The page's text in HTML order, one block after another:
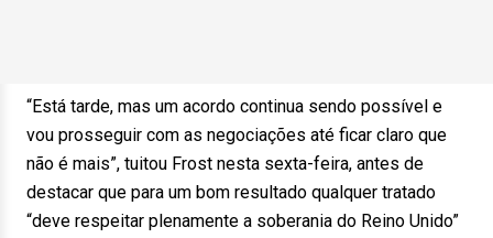
“Está tarde, mas um acordo continua sendo possível e
vou prosseguir com as negociações até ficar claro que
não é mais”, tuitou Frost nesta sexta-feira, antes de
destacar que para um bom resultado qualquer tratado
“deve respeitar plenamente a soberania do Reino Unido”